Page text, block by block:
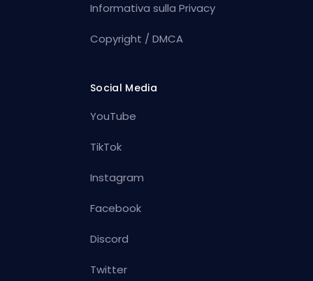
Informativa sulla Privacy
Copyright / DMCA
Social Media
YouTube
TikTok
Instagram
Facebook
Discord
Twitter